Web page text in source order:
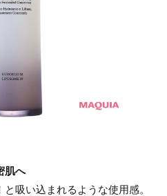
肌へ
吸い込まれるような使用感。